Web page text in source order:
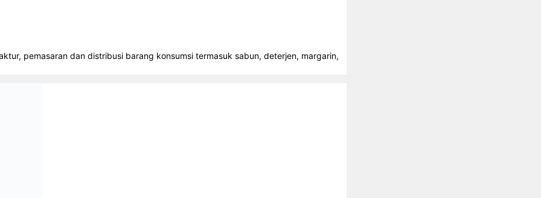
pemasaran dan distribusi barang konsumsi termasuk sabun, deterjen, margarin,